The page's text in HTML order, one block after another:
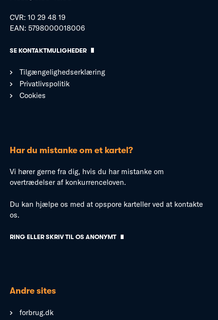
CVR: 10 29 48 19
EAN: 5798000018006
SE KONTAKTMULIGHEDER
Tilgængelighedserklæring
Privatlivspolitik
Cookies
Har du mistanke om et kartel?
Vi hører gerne fra dig, hvis du har mistanke om
overtrædelser af konkurrenceloven.
Du kan hjælpe os med at opspore karteller ved at kontakte
os.
RING ELLER SKRIV TIL OS ANONYMT
Andre sites
forbrug.dk